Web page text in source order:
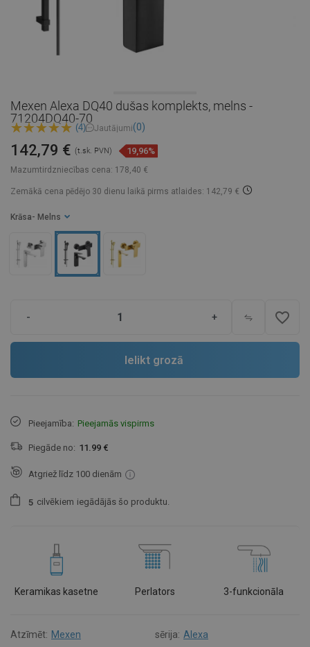
Mexen Alexa DQ40 dušas komplekts, melns -
71204DQ40-70
(4) Jautājumi(0)
Mazumtirdzniecības cena: 178,40 €
142,79 € (t.sk. PVN) 19,96%
Zemākā cena pēdējo 30 dienu laikā pirms atlaides: 142,79 €
Krāsa - Melns
- + favorite_border
Ielikt grozā
Pieejamība: Pieejamās vispirms
Piegāde no: 11.99 €
Atgriež līdz 100 dienām
5 cilvēkiem iegādājās šo produktu.
Keramikas kasetne Perlators 3-funkcionāla
Atzīmēt: Mexen sērija: Alexa